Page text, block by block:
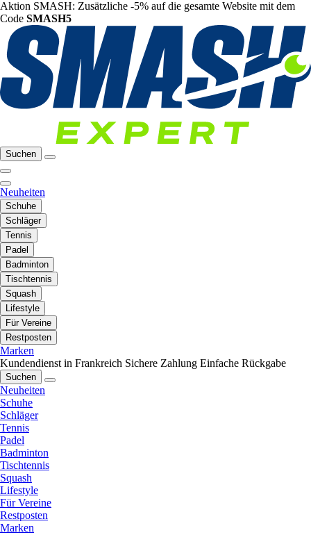
Aktion SMASH: Zusätzliche -5% auf die gesamte Website mit dem
Code SMASH5
Suchen
Neuheiten
Schuhe
Schläger
Tennis
Padel
Badminton
Tischtennis
Squash
Lifestyle
Für Vereine
Restposten
Marken
Kundendienst in Frankreich Sichere Zahlung Einfache Rückgabe
Suchen
Neuheiten
Schuhe
Schläger
Tennis
Padel
Badminton
Tischtennis
Squash
Lifestyle
Für Vereine
Restposten
Marken